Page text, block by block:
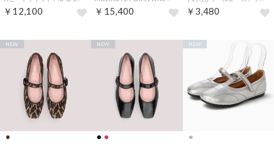
￥12,100 ￥15,400 ￥3,480
NEW NEW NEW